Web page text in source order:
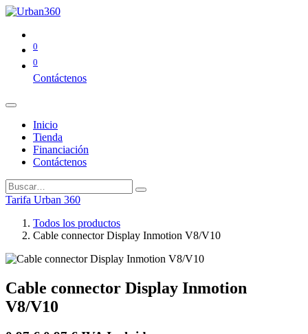
0
0
Contáctenos
Inicio
Tienda
Financiación
Contáctenos
Tarifa Urban 360
Todos los productos
Cable connector Display Inmotion V8/V10
Cable connector Display Inmotion
V8/V10